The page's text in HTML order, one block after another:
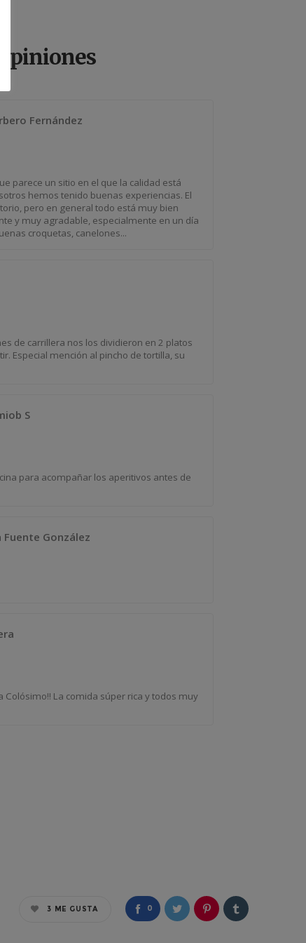
Opiniones
Fernández
parece un sitio en el que la calidad está
hemos tenido buenas experiencias. El
pero en general todo está muy bien
y muy agradable, especialmente en un día
croquetas, canelones...
de carrillera nos los dividieron en 2 platos
Especial mención al pincho de tortilla, su
S
para acompañar los aperitivos antes de
Fuente González
Colósimo!! La comida súper rica y todos muy
0
3 ME GUSTA